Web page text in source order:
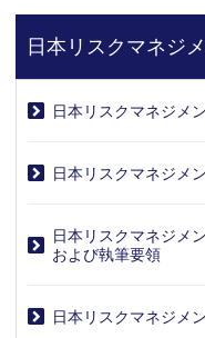
日本リスクマネジ
日本リスクマネジメ
日本リスクマネジメ
日本リスクマネジメ
および執筆要領
日本リスクマネジメ